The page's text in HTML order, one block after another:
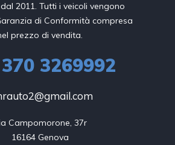
2011. Tutti i veicoli vengono
di Conformità compresa
prezzo di vendita.
370 3269992
Campomorone, 37r
16164 Genova